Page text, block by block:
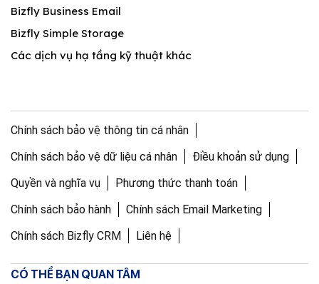
Bizfly Business Email
Bizfly Simple Storage
Các dịch vụ hạ tầng kỹ thuật khác
Chính sách bảo vệ thông tin cá nhân
Chính sách bảo vệ dữ liệu cá nhân
Điều khoản sử dụng
Quyền và nghĩa vụ
Phương thức thanh toán
Chính sách bảo hành
Chính sách Email Marketing
Chính sách Bizfly CRM
Liên hệ
CÓ THỂ BẠN QUAN TÂM